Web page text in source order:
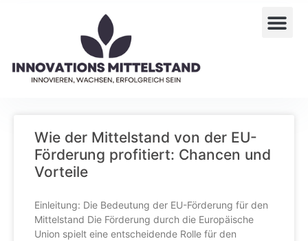
Wie der Mittelstand von der EU-
Förderung profitiert: Chancen und
Vorteile
Einleitung: Die Bedeutung der EU-Förderung für den
Mittelstand Die Förderung durch die Europäische
Union spielt eine entscheidende Rolle für den